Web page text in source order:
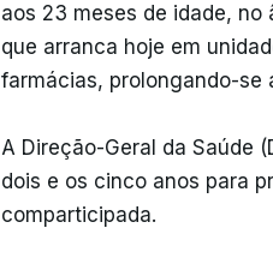
aos 23 meses de idade,
que arranca hoje em
farmácias, prolongando-se
A Direção-Geral da Saúde
dois e os cinco anos para
comparticipada.